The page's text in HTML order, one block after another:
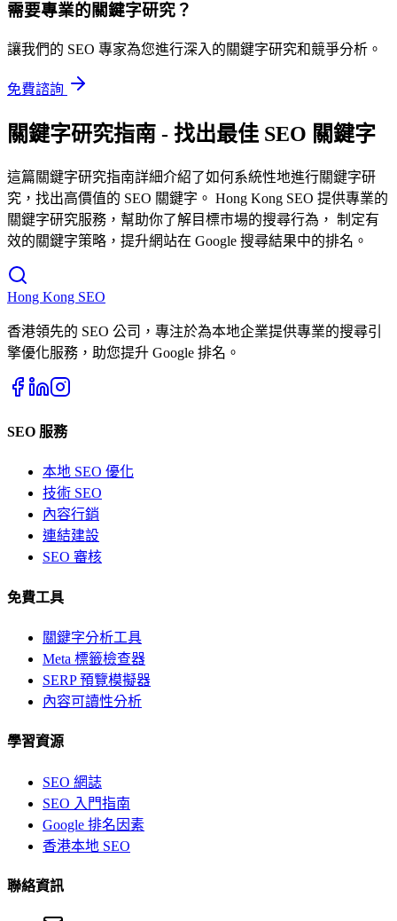
需要專業的關鍵字研究？
讓我們的 SEO 專家為您進行深入的關鍵字研究和競爭分析。
免費諮詢
關鍵字研究指南 - 找出最佳 SEO 關鍵字
這篇關鍵字研究指南詳細介紹了如何系統性地進行關鍵字研
究，找出高價值的 SEO 關鍵字。 Hong Kong SEO 提供專業的
關鍵字研究服務，幫助你了解目標市場的搜尋行為， 制定有
效的關鍵字策略，提升網站在 Google 搜尋結果中的排名。
Hong Kong SEO
香港領先的 SEO 公司，專注於為本地企業提供專業的搜尋引
擎優化服務，助您提升 Google 排名。
SEO 服務
本地 SEO 優化
技術 SEO
內容行銷
連結建設
SEO 審核
免費工具
關鍵字分析工具
Meta 標籤檢查器
SERP 預覽模擬器
內容可讀性分析
學習資源
SEO 網誌
SEO 入門指南
Google 排名因素
香港本地 SEO
聯絡資訊